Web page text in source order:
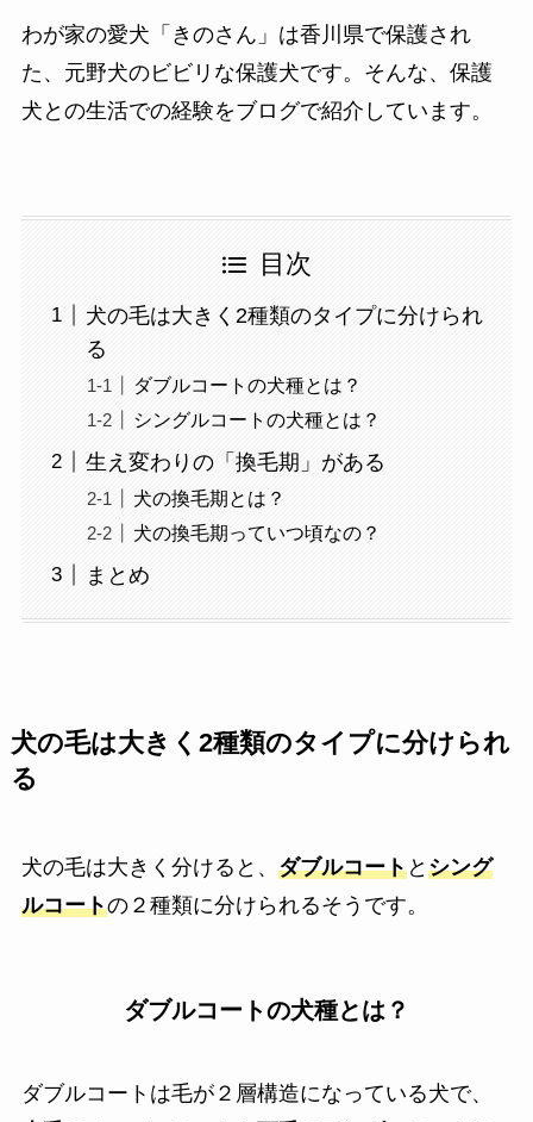
わが家の愛犬「きのさん」は香川県で保護され
た、元野犬のビビリな保護犬です。そんな、保護
犬との生活での経験をブログで紹介しています。
目次
犬の毛は大きく2種類のタイプに分けられ
る
ダブルコートの犬種とは？
シングルコートの犬種とは？
生え変わりの「換毛期」がある
犬の換毛期とは？
犬の換毛期っていつ頃なの？
まとめ
犬の毛は大きく2種類のタイプに分けられ
る
犬の毛は大きく分けると、 ダブルコートと シング
ルコートの２種類に分けられるそうです。
ダブルコートの犬種とは？
ダブルコートは毛が２層構造になっている犬で、